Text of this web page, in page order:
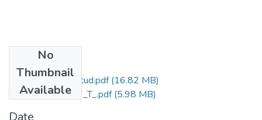
No
Thumbnail
Available
Grado de Similitud.pdf(16.82 MB)
T036_74380136_T_.pdf(5.98 MB)
Date